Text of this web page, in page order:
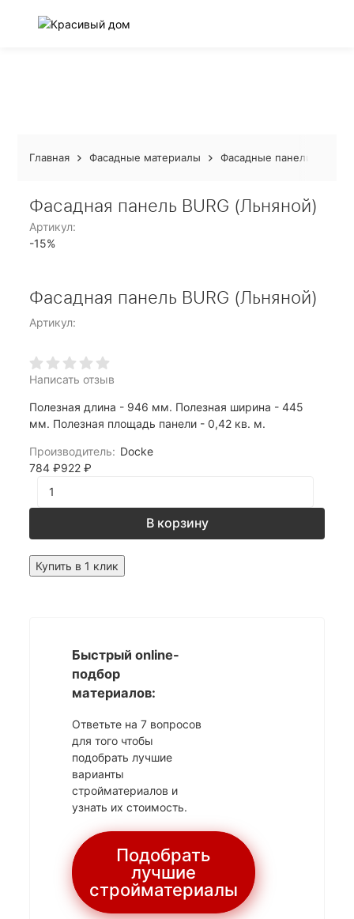
Главная Фасадные материалы Фасадные панели Docke
Фасадная панель BURG (Льняной)
Артикул:
-15%
Фасадная панель BURG (Льняной)
Артикул:
Написать отзыв
Полезная длина - 946 мм. Полезная ширина - 445
мм. Полезная площадь панели - 0,42 кв. м.
Производитель: Docke
784₽922₽
В корзину
Купить в 1 клик
Быстрый online-
подбор
материалов:
Ответьте на 7 вопросов
для того чтобы
подобрать лучшие
варианты
стройматериалов и
узнать их стоимость.
Подобрать
лучшие
стройматериалы